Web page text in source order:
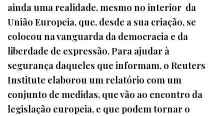
ainda uma realidade, mesmo no interior da
União Europeia, que, desde a sua criação, se
colocou na vanguarda da democracia e da
liberdade de expressão. Para ajudar à
segurança daqueles que informam, o Reuters
Institute elaborou um relatório com um
conjunto de medidas, que vão ao encontro da
legislação europeia, e que podem tornar o